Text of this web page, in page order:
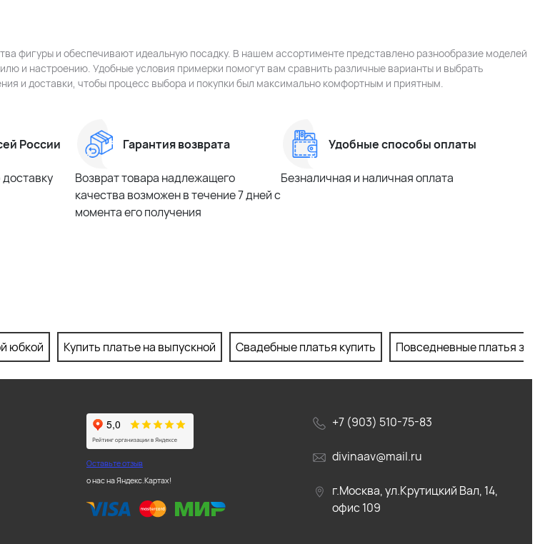
фигуры и обеспечивают идеальную посадку. В нашем ассортименте представлено разнообразие моделей
и настроению. Удобные условия примерки помогут вам сравнить различные варианты и выбрать
и доставки, чтобы процесс выбора и покупки был максимально комфортным и приятным.
России Гарантия возврата
Возврат товара надлежащего
качества возможен в течение 7 дней с
момента его получения
Удобные способы оплаты
Безналичная и наличная оплата
юбкой Купить платье на выпускной Свадебные платья купить Повседневные платья
+7 (903) 510-75-83
divinaav@mail.ru
г.Москва, ул.Крутицкий Вал, 14,
офис 109
Оставьте отзыв
о нас на Яндекс.Картах!